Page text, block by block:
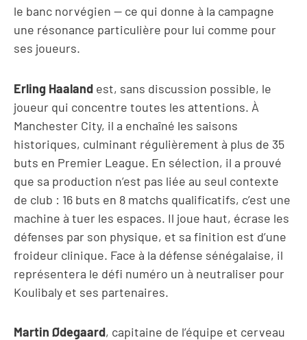
le banc norvégien — ce qui donne à la campagne
une résonance particulière pour lui comme pour
ses joueurs.
Erling Haaland est, sans discussion possible, le
joueur qui concentre toutes les attentions. À
Manchester City, il a enchaîné les saisons
historiques, culminant régulièrement à plus de 35
buts en Premier League. En sélection, il a prouvé
que sa production n’est pas liée au seul contexte
de club : 16 buts en 8 matchs qualificatifs, c’est une
machine à tuer les espaces. Il joue haut, écrase les
défenses par son physique, et sa finition est d’une
froideur clinique. Face à la défense sénégalaise, il
représentera le défi numéro un à neutraliser pour
Koulibaly et ses partenaires.
Martin Ødegaard, capitaine de l’équipe et cerveau